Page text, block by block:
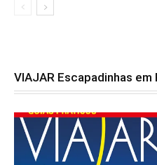
VIAJAR Escapadinhas em